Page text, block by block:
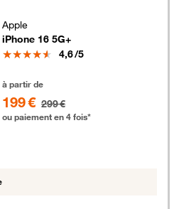
non sélectionnables
Apple
iPhone 16 5G+
Note
4,6/5
à partir de
199 € 299 €
ou paiement en 4 fois*